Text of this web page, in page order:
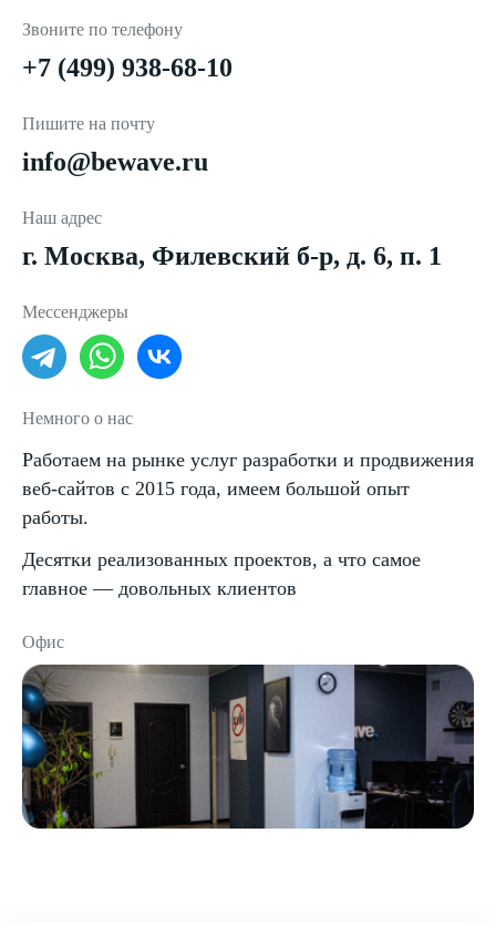
Звоните по телефону
+7 (499) 938-68-10
Пишите на почту
info@bewave.ru
Наш адрес
г. Москва, Филевский б-р, д. 6, п. 1
Мессенджеры
Немного о нас
Работаем на рынке услуг разработки и продвижения
веб-сайтов с 2015 года, имеем большой опыт
работы.
Десятки реализованных проектов, а что самое
главное — довольных клиентов
Офис